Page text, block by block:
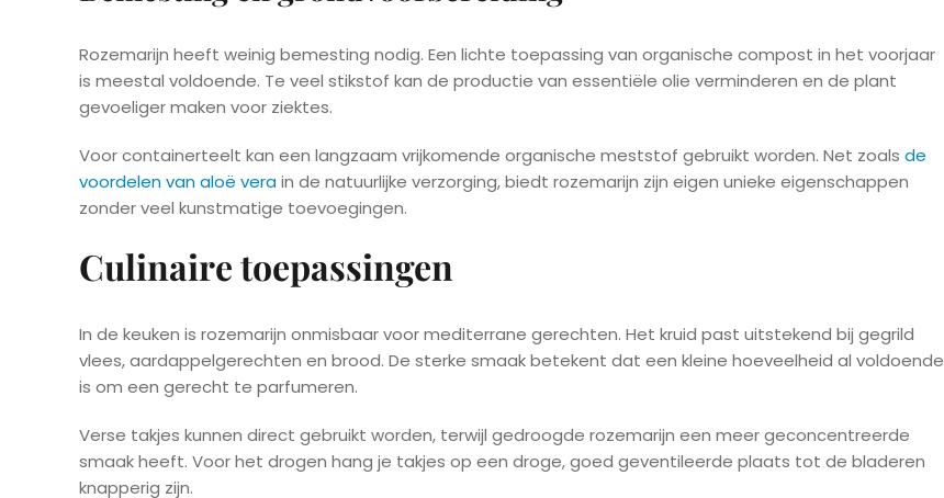
Rozemarijn heeft weinig bemesting nodig. Een lichte toepassing van organische compost in het voorjaar
is meestal voldoende. Te veel stikstof kan de productie van essentiële olie verminderen en de plant
gevoeliger maken voor ziektes.
Voor containerteelt kan een langzaam vrijkomende organische meststof gebruikt worden. Net zoals de
voordelen van aloë verain de natuurlijke verzorging, biedt rozemarijn zijn eigen unieke eigenschappen
zonder veel kunstmatige toevoegingen.
Culinaire toepassingen
In de keuken is rozemarijn onmisbaar voor mediterrane gerechten. Het kruid past uitstekend bij gegrild
vlees, aardappelgerechten en brood. De sterke smaak betekent dat een kleine hoeveelheid al voldoende
is om een gerecht te parfumeren.
Verse takjes kunnen direct gebruikt worden, terwijl gedroogde rozemarijn een meer geconcentreerde
smaak heeft. Voor het drogen hang je takjes op een droge, goed geventileerde plaats tot de bladeren
knapperig zijn.